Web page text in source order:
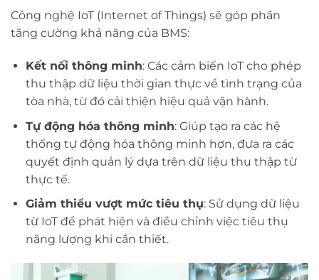
Công nghệ IoT (Internet of Things) sẽ góp phần
tăng cường khả năng của BMS:
Kết nối thông minh: Các cảm biến IoT cho phép
thu thập dữ liệu thời gian thực về tình trạng của
tòa nhà, từ đó cải thiện hiệu quả vận hành.
Tự động hóa thông minh: Giúp tạo ra các hệ
thống tự động hóa thông minh hơn, đưa ra các
quyết định quản lý dựa trên dữ liệu thu thập từ
thực tế.
Giảm thiểu vượt mức tiêu thụ: Sử dụng dữ liệu
từ IoT để phát hiện và điều chỉnh việc tiêu thụ
năng lượng khi cần thiết.